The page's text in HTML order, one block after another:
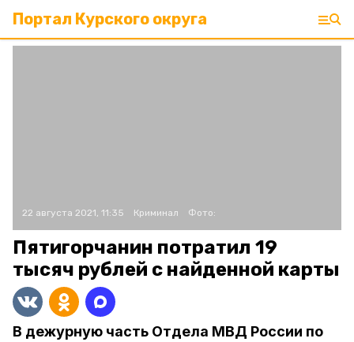
Портал Курского округа
22 августа 2021, 11:35 Криминал Фото:
Пятигорчанин потратил 19
тысяч рублей с найденной карты
В дежурную часть Отдела МВД России по